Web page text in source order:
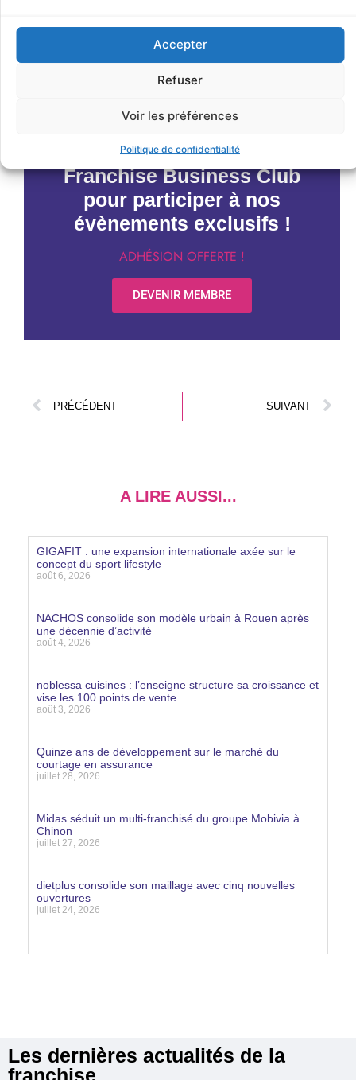
Accepter
Refuser
Voir les préférences
Politique de confidentialité
< Précédent Évènements suivants >
Devenez membre du
Franchise Business Club
pour participer à nos
évènements exclusifs !
ADHÉSION OFFERTE !
DEVENIR MEMBRE
PRÉCÉDENT SUIVANT
A LIRE AUSSI...
GIGAFIT : une expansion internationale axée sur le
concept du sport lifestyle
août 6, 2026
NACHOS consolide son modèle urbain à Rouen après
une décennie d’activité
août 4, 2026
noblessa cuisines : l’enseigne structure sa croissance et
vise les 100 points de vente
août 3, 2026
Quinze ans de développement sur le marché du
courtage en assurance
juillet 28, 2026
Midas séduit un multi-franchisé du groupe Mobivia à
Chinon
juillet 27, 2026
dietplus consolide son maillage avec cinq nouvelles
ouvertures
juillet 24, 2026
Les dernières actualités de la
franchise